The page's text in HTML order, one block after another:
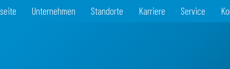
Unternehmen Standorte Karriere Service